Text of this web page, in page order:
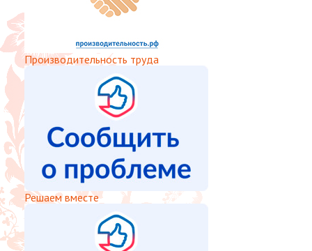
Производительность труда
Решаем вместе